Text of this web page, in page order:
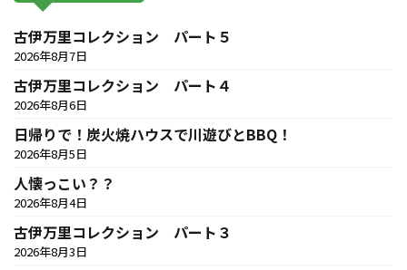
古伊万里コレクション パート５
2026年8月7日
古伊万里コレクション パート４
2026年8月6日
日帰りで！炭火焼ハウスで川遊びとBBQ！
2026年8月5日
人懐っこい？？
2026年8月4日
古伊万里コレクション パート３
2026年8月3日